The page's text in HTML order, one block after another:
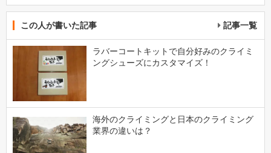
この人が書いた記事 記事一覧
ラバーコートキットで自分好みのクライミ
ングシューズにカスタマイズ！
海外のクライミングと日本のクライミング
業界の違いは？